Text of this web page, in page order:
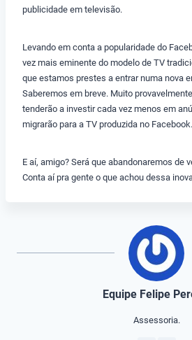
publicidade em televisão.
Levando em conta a popularidade do
vez mais eminente do modelo de TV
que estamos prestes a entrar numa nova
Saberemos em breve. Muito
tenderão a investir cada vez menos em
migrarão para a TV produzida no Facebook.
E aí, amigo? Será que abandonaremos de
Conta aí pra gente o que achou dessa
Equipe Felipe
Assessoria.